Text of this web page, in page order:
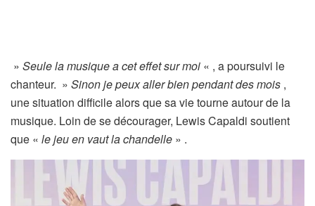
» Seule la musique a cet effet sur moi « , a poursuivi le
chanteur. » Sinon je peux aller bien pendant des mois ,
une situation difficile alors que sa vie tourne autour de la
musique. Loin de se décourager, Lewis Capaldi soutient
que « le jeu en vaut la chandelle » .